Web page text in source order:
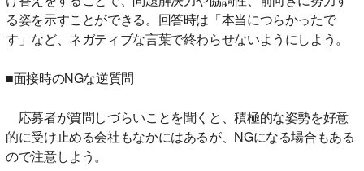
る姿を示すことができる。回答時は「本当につらかったで
す」など、ネガティブな言葉で終わらせないようにしよう。
■面接時のNGな逆質問
応募者が質問しづらいことを聞くと、積極的な姿勢を好意
的に受け止める会社もなかにはあるが、NGになる場合もある
ので注意しよう。